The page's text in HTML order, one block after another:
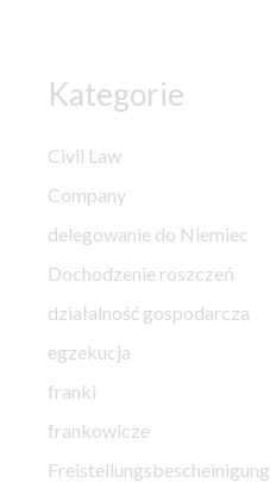
Kategorie
Civil Law
Company
delegowanie do Niemiec
Dochodzenie roszczeń
działalność gospodarcza
egzekucja
franki
frankowicze
Freistellungsbescheinigung